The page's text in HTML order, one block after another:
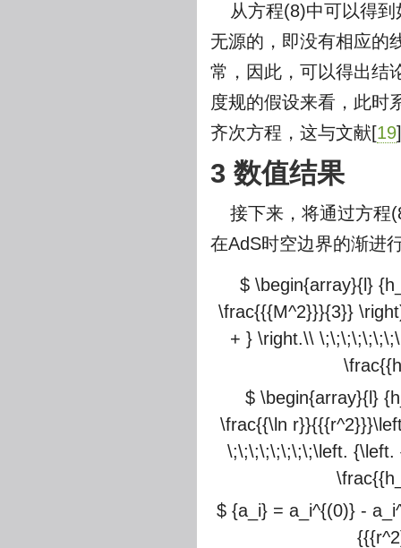
从方程(8)中可以得
无源的，即没有相应的
常，因此，可以得出结
度规的假设来看，此时
齐次方程，这与文献[19
3 数值结果
接下来，将通过方程
在AdS时空边界的渐进
$ \begin{array}{l}
\frac{{{M^2}}}{3}}
+ } \right.\\
$ \begin{array}{l}
\frac{{\ln
\;\;\;\;\;\;\;\;\left. {\left.
$ {a_i} = a_i^{(0)} -